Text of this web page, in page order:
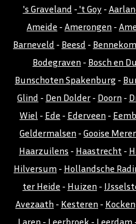
's Graveland - 't Goy-
Ameide - Amerongen -
Barneveld - Beesd - Bennekom
Bodegraven - Bosch en
Bunschoten Spakenburg -
Glind - Den Dolder - Doorn -
Wiel - Ede - Ederveen -
Geldermalsen - Gooise
Haarzuilens - Haastrecht -
Hilversum - Hollandsche
ter Heide - Huizen -
Avezaath - Kesteren -
Laren - Leerbroek - Leerdam